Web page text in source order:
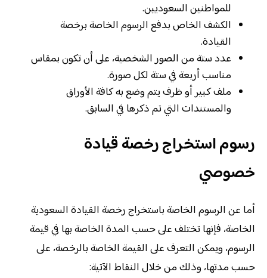
للمواطنين السعوديين.
الكشف الخاص بدفع الرسوم الخاصة برخصة
القيادة.
عدد ستة من الصور الشخصية، على أن تكون بمقاس
مناسب أربعة في ستة لكل صورة.
ملف كبير أو ظرف يتم وضع به كافة الأوراق
والمستندات التي تم ذكرها في السابق.
رسوم استخراج رخصة قيادة
خصوصي
أما عن الرسوم الخاصة باستخراج رخصة القيادة السعودية
الخاصة، فإنها تختلف على حسب المدة الخاصة بها في قيمة
الرسوم، ويمكن التعرف على القيمة الخاصة بالرخصة، على
حسب مدتها، وذلك من خلال النقاط الآتية: